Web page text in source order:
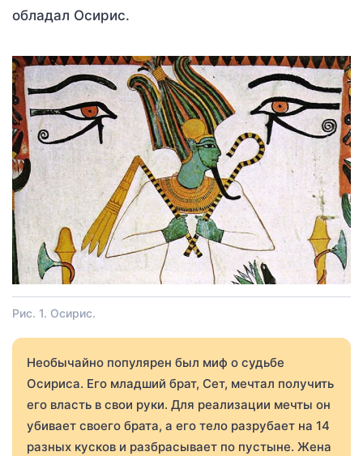
обладал Осирис.
Рис. 1. Осирис.
Необычайно популярен был миф о судьбе
Осириса. Его младший брат, Сет, мечтал получить
его власть в свои руки. Для реализации мечты он
убивает своего брата, а его тело разрубает на 14
разных кусков и разбрасывает по пустыне. Жена